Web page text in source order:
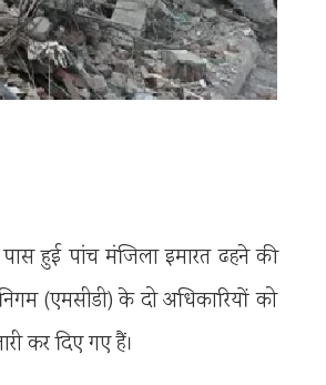
हुई पांच मंजिला इमारत ढहने की
(एमसीडी) के दो अधिकारियों को
कर दिए गए हैं।